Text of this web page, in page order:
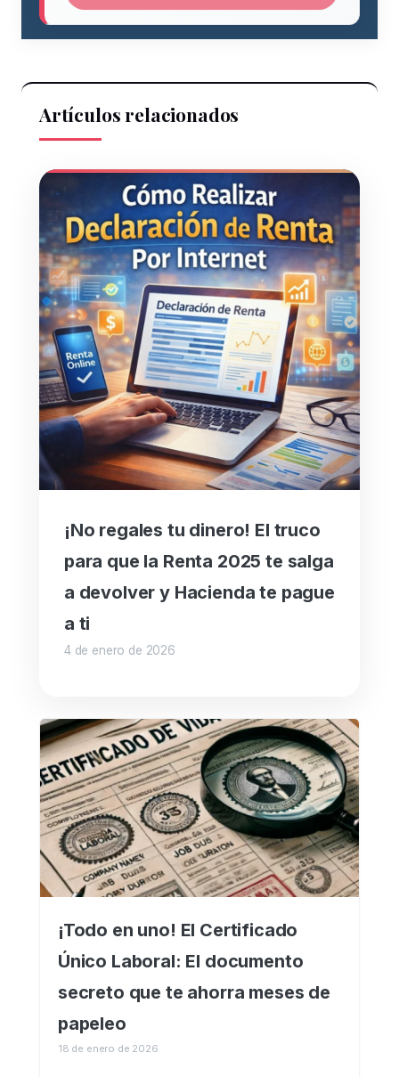
Artículos relacionados
¡No regales tu dinero! El truco
para que la Renta 2025 te salga
a devolver y Hacienda te pague
a ti
4 de enero de 2026
¡Todo en uno! El Certificado
Único Laboral: El documento
secreto que te ahorra meses de
papeleo
18 de enero de 2026